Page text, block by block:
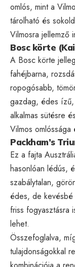
omlós, mint a
tárolható és
Vilmosra jellemző
Bosc körte
A Bosc körte
fahéjbarna,
ropogósabb,
gazdag, édes ízű,
alkalmas sütésre
Vilmos omlóssága
Packham’s
Ez a fajta
hasonlóan lédús,
szabálytalan,
édes, de kevésbé
friss fogyasztásra
lehet.
Összefoglalva,
tulajdonságokkal